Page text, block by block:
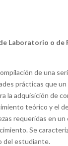
Laboratorio o de
de una
prácticas que
la adquisición de
teórico y el
requeridas en un
Se
del estudiante.